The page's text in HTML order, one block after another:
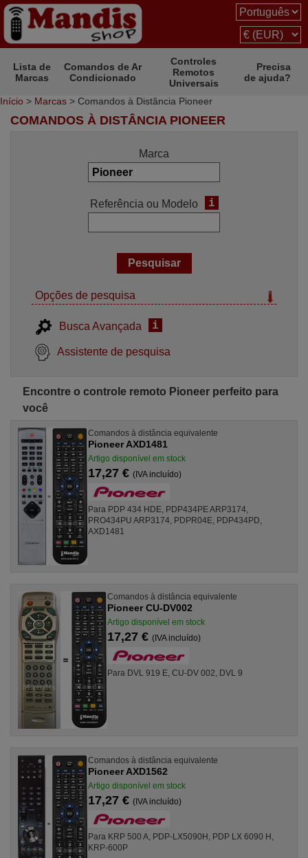
Lista de
Marcas
Comandos de Ar
Condicionado
Controles
Remotos
Universais
Precisa
de ajuda?
Início > Marcas > Comandos à Distância Pioneer
COMANDOS À DISTÂNCIA PIONEER
Marca
Referência ou Modelo i
Opções de pesquisa
Busca Avançada i
Assistente de pesquisa
Encontre o controle remoto Pioneer perfeito para
você
Comandos à distância equivalente
Pioneer AXD1481
Artigo disponível em stock
17,27 €(IVA incluído)
Para PDP 434 HDE, PDP434PE ARP3174,
PRO434PU ARP3174, PDPR04E, PDP434PD,
AXD1481
Comandos à distância equivalente
Pioneer CU-DV002
Artigo disponível em stock
17,27 € (IVA incluído)
Para DVL 919 E, CU-DV 002, DVL 9
Comandos à distância equivalente
Pioneer AXD1562
Artigo disponível em stock
17,27 € (IVA incluído)
Para KRP 500 A, PDP-LX5090H, PDP LX 6090 H,
KRP-600P